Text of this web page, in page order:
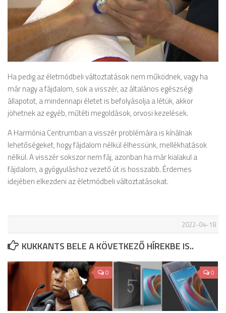
Ha pedig az életmódbeli változtatások nem működnek, vagy ha
már nagy a fájdalom, sok a visszér, az általános egészségi
állapotot, a mindennapi életet is befolyásolja a létük, akkor
jöhetnek az egyéb, műtéti megoldások, orvosi kezelések.
A Harmónia Centrumban a visszér problémáira is kínálnak
lehetőségeket, hogy fájdalom nélkül élhessünk, mellékhatások
nélkül. A visszér sokszor nem fáj, azonban ha már kialakul a
fájdalom, a gyógyuláshoz vezető út is hosszabb. Érdemes
idejében elkezdeni az életmódbeli változtatásokat.
2022-04-18
KUKKANTS BELE A KÖVETKEZŐ HÍREKBE IS..
0 0